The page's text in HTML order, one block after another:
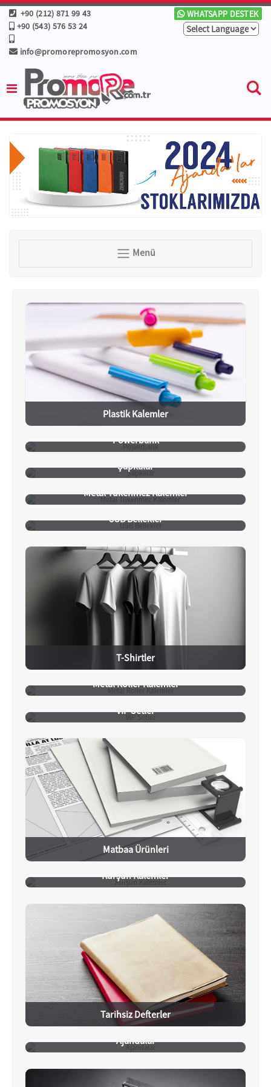
+90 (212) 871 99 43
+90 (543) 576 53 24
info@promorepromosyon.com
WHATSAPP DESTEK
Menü
Plastik Kalemler
Powerbank
Şapkalar
Metal Tükenmez Kalemler
USB Bellekler
T-Shirtler
Metal Roller Kalemler
VIP Setler
Matbaa Ürünleri
Kurşun Kalemler
Tarihsiz Defterler
Ajandalar